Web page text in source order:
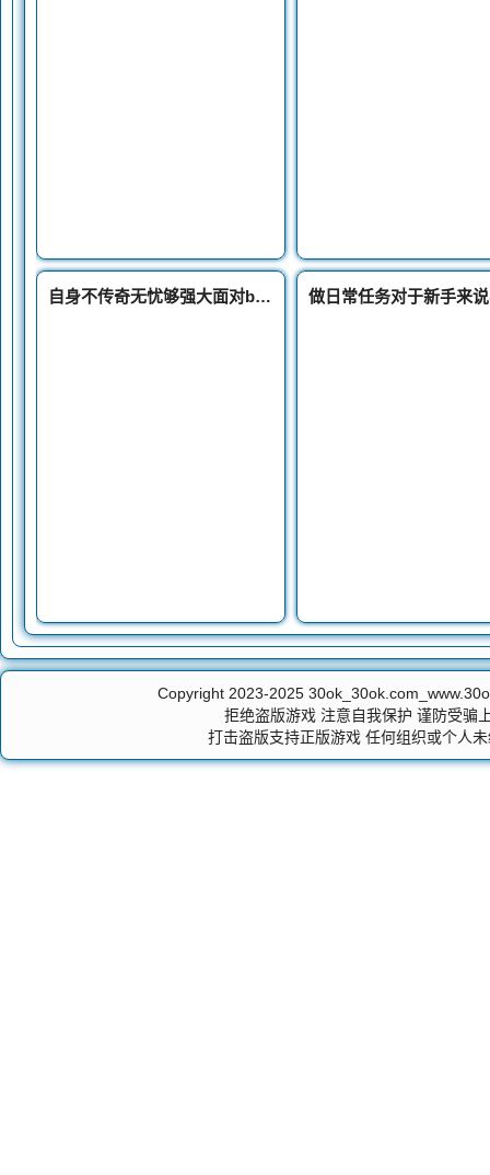
自身不传奇无忧够强大面对boos的时候就需要猥琐一点
Copyright 2023-2025
拒绝盗版游戏 注意自我保护 谨防受骗
打击盗版支持正版游戏 任何组织或个人